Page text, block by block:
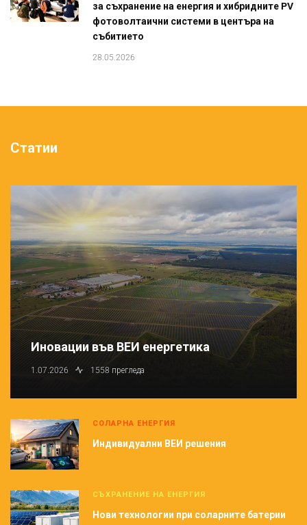
за съхранение на енергия и хибридните PV
фотоволтаични системи в центъра на
събитието
28.05.2026
Статии
Иновации във ВЕИ енергетика
1.07.2026 1558 прегледа
СОЛАРНА ЕНЕРГИЯ
Индивидуални ВЕИ решения
СЪХРАНЕНИЕ НА ЕНЕРГИЯ
Нови технологии при соларните батерии